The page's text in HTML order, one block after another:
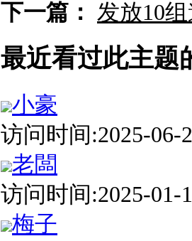
下一篇： 发放10
最近看过此主题
小豪
访问时间:2025-06-
老闆
访问时间:2025-01-
梅子